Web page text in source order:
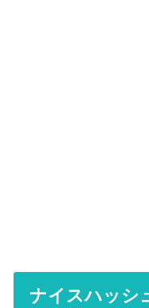
ナイスハッシ